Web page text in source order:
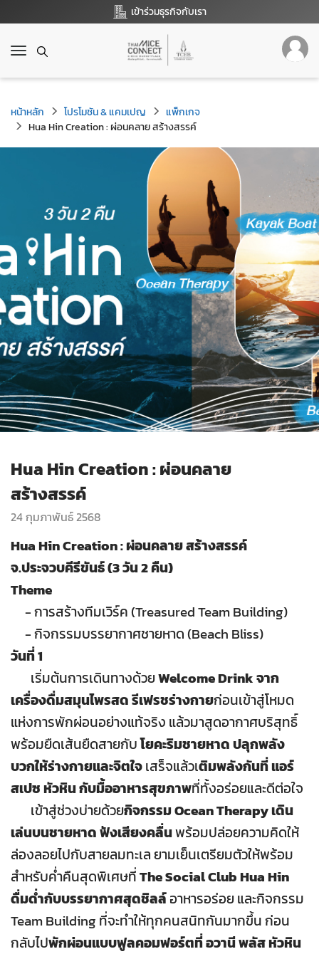
เข้าร่วมธุรกิจกับเรา
T
g
l
e
หน้าหลัก โปรโมชัน & แคมเปญ
แพ็กเกจ
Hua Hin Creation : ผ่อนคลาย สร้างสรรค์
Hua Hin Creation : ผ่อนคลาย
สร้างสรรค์
24 กุมภาพันธ์ 2568
Hua Hin Creation : ผ่อนคลาย สร้างสรรค์
จ.ประจวบคีรีขันธ์ (3 วัน 2 คืน)
Theme
- การสร้างทีมเวิร์ค (Treasured Team Building)
- กิจกรรมบรรยากาศชายหาด (Beach Bliss)
วันที่ 1
เริ่มต้นการเดินทางด้วยWelcome Drink จาก
เครื่องดื่มสมุนไพรสด รีเฟรชร่างกายก่อนเข้าสู่โหมด
แห่งการพักผ่อนอย่างแท้จริง แล้วมาสูดอากาศบริสุทธิ์
พร้อมยืดเส้นยืดสายกับโยคะริมชายหาด ปลุกพลัง
บวกให้ร่างกายและจิตใจเสร็จแล้วเติมพลังกันที่ แอร์
สเปซ หัวหิน กับมื้ออาหารสุขภาพที่ทั้งอร่อยและดีต่อใจ
เข้าสู่ช่วงบ่ายด้วยกิจกรรม Ocean Therapy เดิน
เล่นบนชายหาด ฟังเสียงคลื่นพร้อมปล่อยความคิดให้
ล่องลอยไปกับสายลมทะเล ยามเย็นเตรียมตัวให้พร้อม
สำหรับค่ำคืนสุดพิเศษที่The Social Club Hua Hin
ดื่มด่ำกับบรรยากาศสุดชิลล์อาหารอร่อย และกิจกรรม
Team Building ที่จะทำให้ทุกคนสนิทกันมากขึ้น ก่อน
กลับไปพักผ่อนแบบฟูลคอมฟอร์ตที่ อวานี พลัส หัวหิน